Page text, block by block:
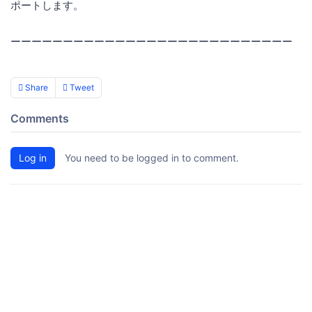
ポートします。
ーーーーーーーーーーーーーーーーーーーーーーーーーーー
Share Tweet
Comments
Log in You need to be logged in to comment.